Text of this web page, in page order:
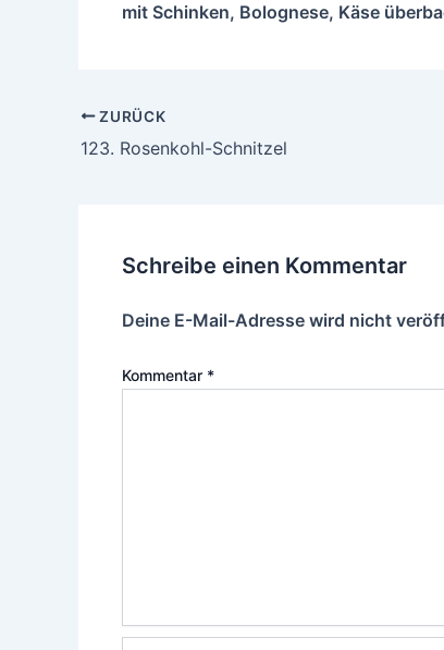
mit Schinken, Bolognese, Käse
ZURÜCK
123. Rosenkohl-Schnitzel
Schreibe einen Kommentar
Deine E-Mail-Adresse wird nicht
Kommentar *